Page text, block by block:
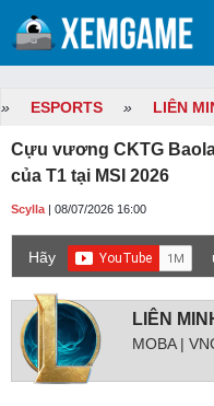
» ESPORTS » LIÊN
Cựu vương CKTG
của T1 tại MSI 2026
Scylla | 08/07/2026 16:00
Hãy
LIÊN
MOBA |